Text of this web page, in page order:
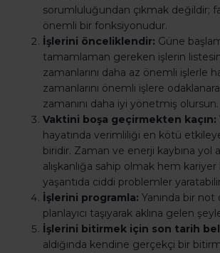
sorumluluğundan çıkmak değildir;
önemli bir fonksiyonudur.
İşlerini önceliklendir: Güne
tamamlaman gereken işlerin
zamanlarını daha az önemli işlerle
zamanlarını önemli işlere
zamanını daha iyi yönetmiş olursun.
Vaktini boşa geçirmekten kaçın:
hayatında verimliliği en kötü
biridir. Zaman ve enerji kaybına yol
alışkanlığa sahip olmak hem
yaşantıda ciddi problemler
İşlerini programla: Yanında bir
planlayıcı taşıyarak aklına gelen
İşlerini bitirmek için son tarih
aldığında kendine gerçekçi bir